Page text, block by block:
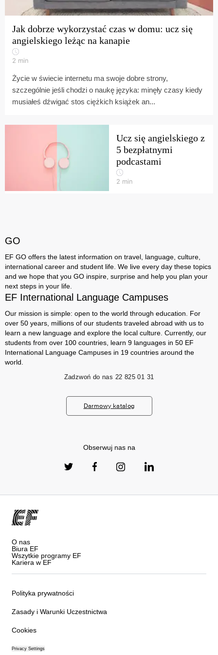
Jak dobrze wykorzystać czas w domu: ucz się
angielskiego leżąc na kanapie
2 min
Życie w świecie internetu ma swoje dobre strony,
szczególnie jeśli chodzi o naukę języka: minęły czasy kiedy
musiałeś dźwigać stos ciężkich książek an...
Ucz się angielskiego z
5 bezpłatnymi
podcastami
2 min
GO
EF GO offers the latest information on travel, language, culture,
international career and student life. We live every day these topics
and we hope that you GO inspire, surprise and help you plan your
next steps in your life.
EF International Language Campuses
Our mission is simple: open to the world through education. For
over 50 years, millions of our students traveled abroad with us to
learn a new language and explore the local culture. Currently, our
students from over 100 countries, learn 9 languages ​​in 50 EF
International Language Campuses in 19 countries around the
world.
Zadzwoń do nas 22 825 01 31
Darmowy katalog
Obserwuj nas na
O nas
Biura EF
Wszytkie programy EF
Kariera w EF
Polityka prywatności
Zasady i Warunki Uczestnictwa
Cookies
Privacy Settings